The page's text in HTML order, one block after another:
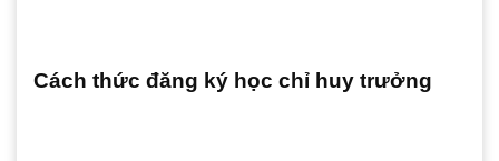
Cách thức đăng ký học chỉ huy trưởng